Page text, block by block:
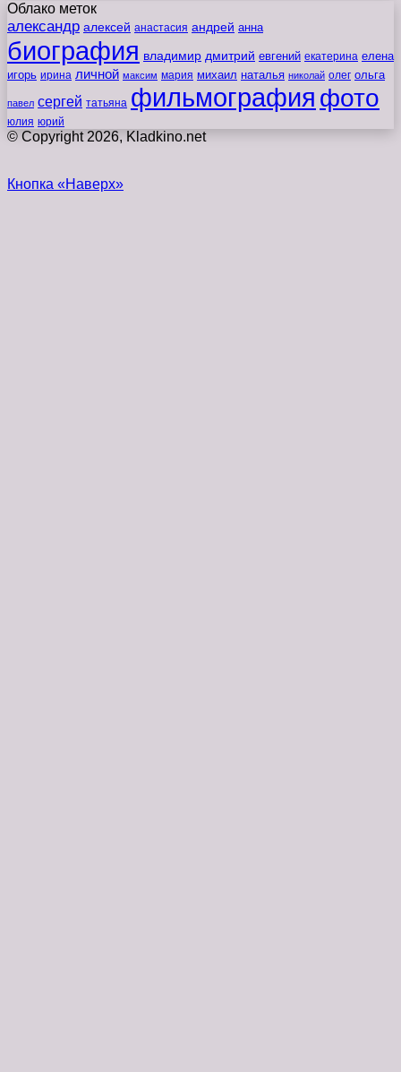
Облако меток
александр алексей анастасия андрей анна
биография владимир дмитрий евгений екатерина елена
игорь ирина личной максим мария михаил наталья николай олег ольга
павел сергей татьяна фильмография фото
юлия юрий
© Copyright 2026, Kladkino.net
Кнопка «Наверх»